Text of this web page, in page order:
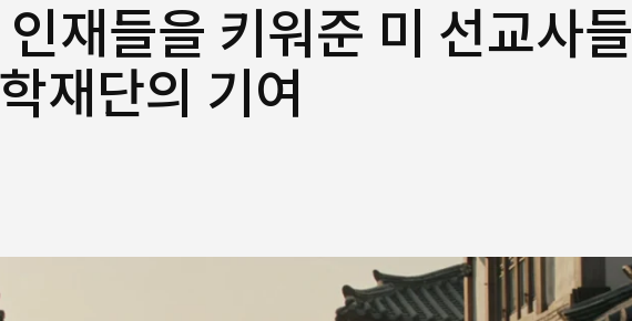
재들을 키워준 미 선교사들
재단의 기여